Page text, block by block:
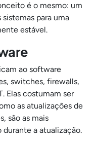
é o mesmo: um
para uma
estável.
ao software
switches, firewalls,
Elas costumam ser
as atualizações de
são as mais
durante a atualização.